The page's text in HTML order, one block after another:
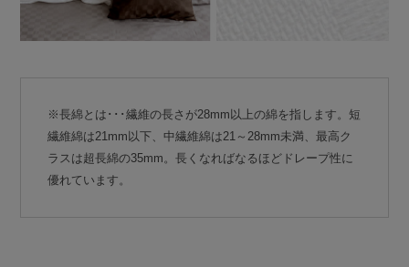
※長綿とは･･･繊維の長さが28mm以上の綿を指します。短
繊維綿は21mm以下、中繊維綿は21～28mm未満、最高ク
ラスは超長綿の35mm。長くなればなるほどドレープ性に
優れています。